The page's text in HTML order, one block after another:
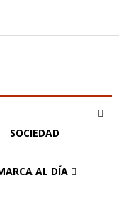
SOCIEDAD
AL DÍA